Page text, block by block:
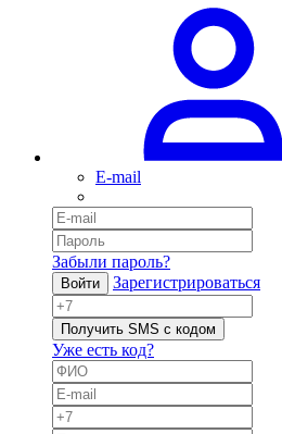
E-mail
Забыли пароль?
Войти Зарегистрироваться
Получить SMS с кодом
Уже есть код?